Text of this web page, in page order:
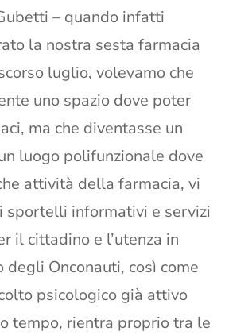
– quando infatti
la nostra sesta farmacia
luglio, volevamo che
uno spazio dove poter
ma che diventasse un
luogo polifunzionale dove
attività della farmacia, vi
sportelli informativi e servizi
il cittadino e l’utenza in
degli Onconauti, così come
psicologico già attivo
tempo, rientra proprio tra le